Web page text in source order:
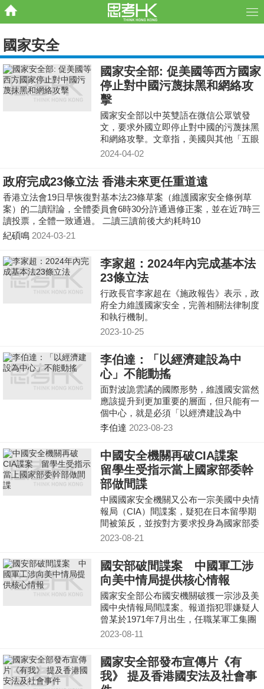
國家安全
國家安全部: 促美國等西方國家
停止對中國污蔑抹黑和網絡攻
擊
國家安全部以中英雙語在微信公眾號發
文，要求外國立即停止對中國的污蔑抹黑
和網絡攻擊。文章指，美國與其他「五眼
聯盟」國家，編湊散布各種「中國黑客威
2024-04-02
政府完成23條立法 香港未來更任重道遠
香港立法會19日早恢復對基本法23條草案（維護國家安全條例草
案）的二讀辯論，全體委員會6時30分許通過修正案，並在近7時三
讀投票，全體一致通過。 二讀三讀前後大約耗時10
紀碩鳴 2024-03-21
李家超：2024年內完成基本法
23條立法
行政長官李家超在《施政報告》表示，政
府全力維護國家安全，完善相關法律制度
和執行機制。
2023-10-25
李伯達：「以經濟建設為中
心」不能動搖
面對波詭雲譎的國際形勢，維護國安當然
應該提升到更加重要的層面，但只能有一
個中心，就是必須「以經濟建設為中
心」，否則不僅影響經濟發展，甚至也會
力上升，民心舒暢，才能更好維護國家安
全。
李伯達 2023-08-23
中國安全機關再破CIA諜案
留學生受指示當上國家部委幹
部做間諜
中國國家安全機關又公布一宗美國中央情
報局（CIA）間諜案，疑犯在日本留學期
間被策反，並按對方要求投身為國家部委
幹部，然後為CIA提供情報並收取間諜經
2023-08-21
國安部破間諜案 中國軍工涉
向美中情局提供核心情報
國家安全部公布國安機關破獲一宗涉及美
國中央情報局間諜案。報道指犯罪嫌疑人
曾某於1971年7月出生，任職某軍工集團
工作人員，屬重要涉密人員。曾某被單位
2023-08-11
國家安全部發布宣傳片《有
我》 提及香港國安法及社會事